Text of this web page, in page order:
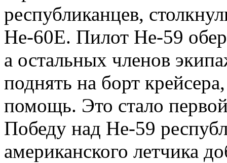
республиканцев,
Не-60Е. Пилот Не-59
а остальных членов
поднять на борт
помощь. Это стало
Победу над Не-59
американского летчика